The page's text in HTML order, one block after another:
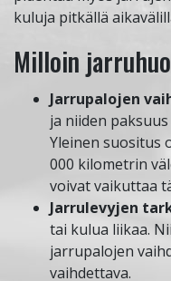
kuluja pitkällä
Milloin
Jarrupalojen
ja niiden
Yleinen suositus
000 kilometrin
voivat vaikuttaa
Jarrulevyjen
tai kulua liikaa.
jarrupalojen
vaihdettava.